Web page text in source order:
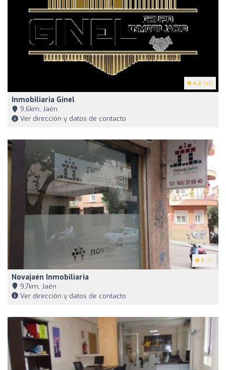
4.2 (40)
Inmobiliaria Ginel
9,6km, Jaén
Ver dirección y datos de contacto
5 (5)
Novajaén Inmobiliaria
9,7km, Jaén
Ver dirección y datos de contacto